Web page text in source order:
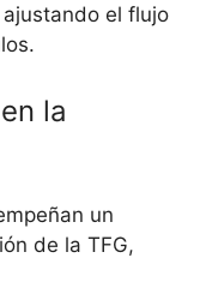
el flujo
la
un
de la TFG,